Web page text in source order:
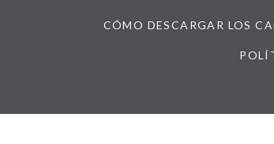
CÓMO DESCARGAR LOS